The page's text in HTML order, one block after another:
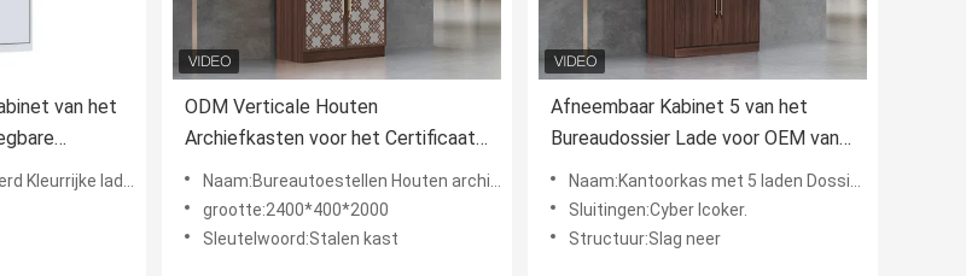
van het
metalen draagbare archiefkasten
ODM Verticale Houten
Archiefkasten voor het Certificaat
van het Huisbureau ISO9001
Naam:Bureautoestellen Houten archiefkasten
grootte:2400*400*2000
Sleutelwoord:Stalen kast
Afneembaar Kabinet 5 van het
Bureaudossier Lade voor OEM van
de Documentenopslag
Naam:Kantoorkas met 5 laden Dossierkas houten lage credenza
Sluitingen:Cyber Icoker.
Structuur:Slag neer